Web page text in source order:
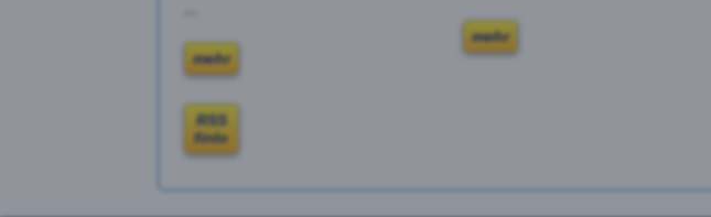
mehr
mehr
RSS
finlo